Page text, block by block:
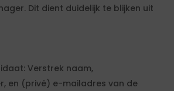
Dit dient duidelijk te blijken uit
Verstrek naam,
en (privé) e-mailadres van de